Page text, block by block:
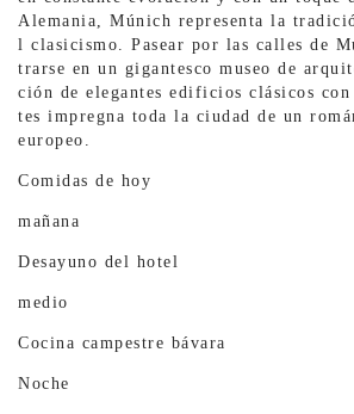
Alemania, Múnich representa la
l clasicismo. Pasear por las calles de
trarse en un gigantesco museo de
ción de elegantes edificios clásicos con
tes impregna toda la ciudad de un
europeo.
Comidas de hoy
mañana
Desayuno del hotel
medio
Cocina campestre bávara
Noche